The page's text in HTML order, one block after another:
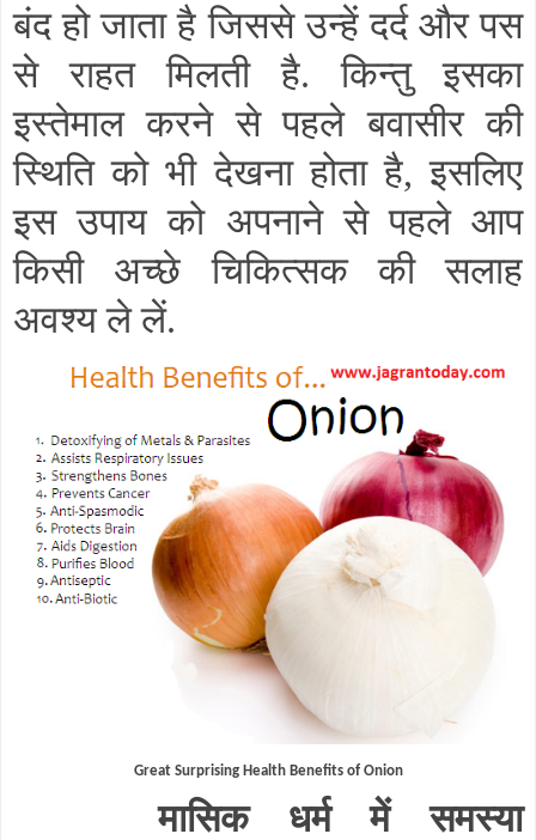
बंद हो जाता है जिससे उन्हें दर्द और पस
से राहत मिलती है. किन्तु इसका
इस्तेमाल करने से पहले बवासीर की
स्थिति को भी देखना होता है,इसलिए
इस उपाय को अपनाने से पहले आप
किसी अच्छे चिकित्सक की सलाह
अवश्य ले लें.
Great Surprising Health Benefits of Onion
मासिक धर्म में समस्या